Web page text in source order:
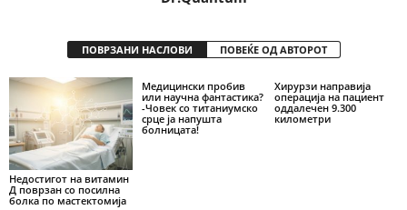
ПОВРЗАНИ НАСЛОВИ ПОВЕЌЕ ОД АВТОРОТ
Недостигот на витамин
Д поврзан со посилна
болка по мастектомија
Медицински пробив
или научна фантастика?
-Човек со титаниумско
срце ја напушта
болницата!
Хирурзи направија
операција на пациент
оддалечен 9.300
километри